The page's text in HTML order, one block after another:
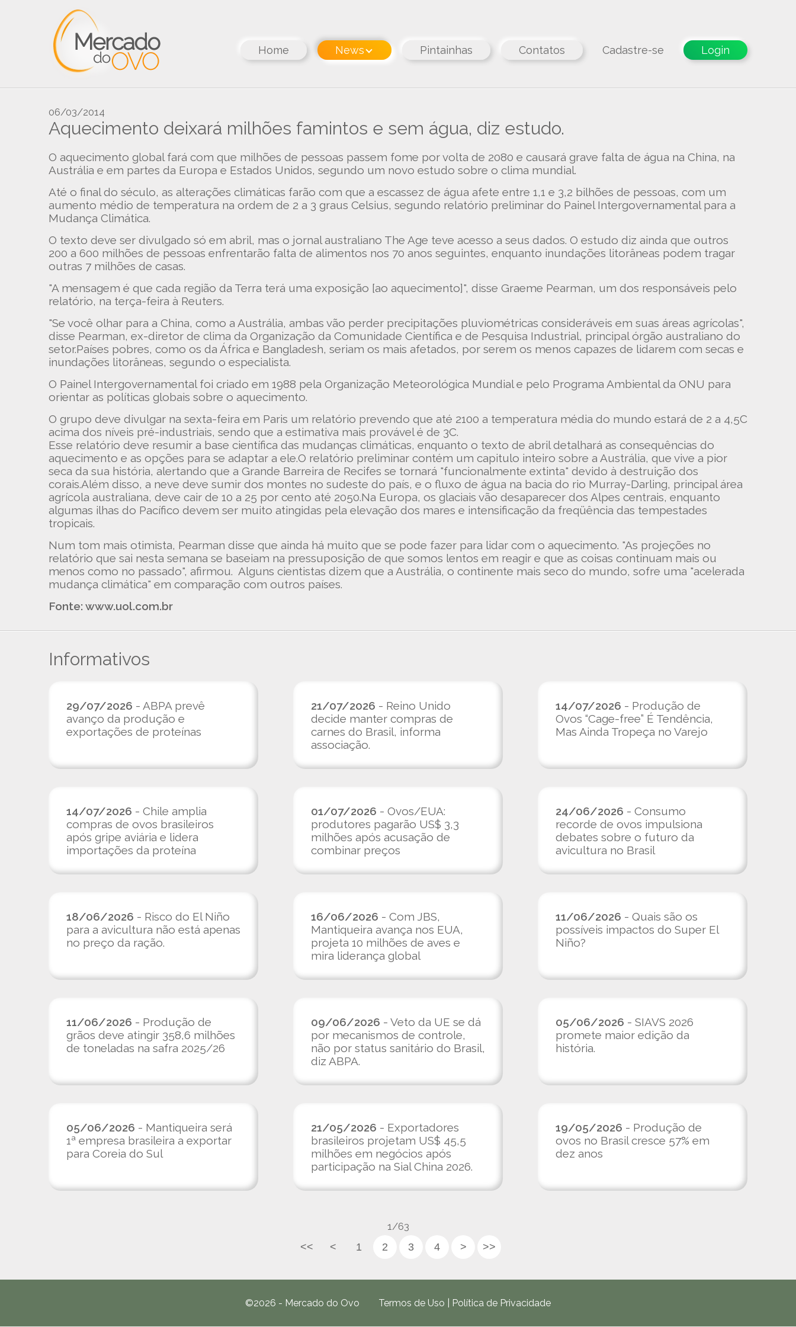
Home News Pintainhas Contatos Cadastre-se Login
06/03/2014
Aquecimento deixará milhões famintos e sem água, diz estudo.
O aquecimento global fará com que milhões de pessoas passem fome por volta de 2080 e causará grave falta de água na China, na
Austrália e em partes da Europa e Estados Unidos, segundo um novo estudo sobre o clima mundial.
Até o final do século, as alterações climáticas farão com que a escassez de água afete entre 1,1 e 3,2 bilhões de pessoas, com um
aumento médio de temperatura na ordem de 2 a 3 graus Celsius, segundo relatório preliminar do Painel Intergovernamental para a
Mudança Climática.
O texto deve ser divulgado só em abril, mas o jornal australiano The Age teve acesso a seus dados. O estudo diz ainda que outros
200 a 600 milhões de pessoas enfrentarão falta de alimentos nos 70 anos seguintes, enquanto inundações litorâneas podem tragar
outras 7 milhões de casas.
"A mensagem é que cada região da Terra terá uma exposição [ao aquecimento]", disse Graeme Pearman, um dos responsáveis pelo
relatório, na terça-feira à Reuters.
"Se você olhar para a China, como a Austrália, ambas vão perder precipitações pluviométricas consideráveis em suas áreas agrícolas",
disse Pearman, ex-diretor de clima da Organização da Comunidade Científica e de Pesquisa Industrial, principal órgão australiano do
setor.Países pobres, como os da África e Bangladesh, seriam os mais afetados, por serem os menos capazes de lidarem com secas e
inundações litorâneas, segundo o especialista.
O Painel Intergovernamental foi criado em 1988 pela Organização Meteorológica Mundial e pelo Programa Ambiental da ONU para
orientar as políticas globais sobre o aquecimento.
O grupo deve divulgar na sexta-feira em Paris um relatório prevendo que até 2100 a temperatura média do mundo estará de 2 a 4,5C
acima dos níveis pré-industriais, sendo que a estimativa mais provável é de 3C.
Esse relatório deve resumir a base científica das mudanças climáticas, enquanto o texto de abril detalhará as consequências do
aquecimento e as opções para se adaptar a ele.O relatório preliminar contém um capitulo inteiro sobre a Austrália, que vive a pior
seca da sua história, alertando que a Grande Barreira de Recifes se tornará "funcionalmente extinta" devido à destruição dos
corais.Além disso, a neve deve sumir dos montes no sudeste do país, e o fluxo de água na bacia do rio Murray-Darling, principal área
agrícola australiana, deve cair de 10 a 25 por cento até 2050.Na Europa, os glaciais vão desaparecer dos Alpes centrais, enquanto
algumas ilhas do Pacífico devem ser muito atingidas pela elevação dos mares e intensificação da freqüência das tempestades
tropicais.
Num tom mais otimista, Pearman disse que ainda há muito que se pode fazer para lidar com o aquecimento. "As projeções no
relatório que sai nesta semana se baseiam na pressuposição de que somos lentos em reagir e que as coisas continuam mais ou
menos como no passado", afirmou. Alguns cientistas dizem que a Austrália, o continente mais seco do mundo, sofre uma "acelerada
mudança climática" em comparação com outros países.
Fonte: www.uol.com.br
Informativos
29/07/2026 - ABPA prevê
avanço da produção e
exportações de proteínas
21/07/2026 - Reino Unido
decide manter compras de
carnes do Brasil, informa
associação.
14/07/2026 - Produção de
Ovos “Cage-free” É Tendência,
Mas Ainda Tropeça no Varejo
14/07/2026 - Chile amplia
compras de ovos brasileiros
após gripe aviária e lidera
importações da proteína
01/07/2026 - Ovos/EUA:
produtores pagarão US$ 3,3
milhões após acusação de
combinar preços
24/06/2026 - Consumo
recorde de ovos impulsiona
debates sobre o futuro da
avicultura no Brasil
18/06/2026 - Risco do El Niño
para a avicultura não está apenas
no preço da ração.
16/06/2026 - Com JBS,
Mantiqueira avança nos EUA,
projeta 10 milhões de aves e
mira liderança global
11/06/2026 - Quais são os
possíveis impactos do Super El
Niño?
11/06/2026 - Produção de
grãos deve atingir 358,6 milhões
de toneladas na safra 2025/26
09/06/2026 - Veto da UE se dá
por mecanismos de controle,
não por status sanitário do Brasil,
diz ABPA.
05/06/2026 - SIAVS 2026
promete maior edição da
história.
05/06/2026 - Mantiqueira será
1ª empresa brasileira a exportar
para Coreia do Sul
21/05/2026 - Exportadores
brasileiros projetam US$ 45,5
milhões em negócios após
participação na Sial China 2026.
19/05/2026 - Produção de
ovos no Brasil cresce 57% em
dez anos
1/63
<<
< 1 2 3 4 > >>
©2026 - Mercado do Ovo Termos de Uso Política de Privacidade